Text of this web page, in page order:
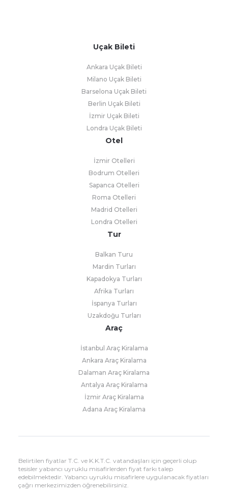
Uçak Bileti
Ankara Uçak Bileti
Milano Uçak Bileti
Barselona Uçak Bileti
Berlin Uçak Bileti
İzmir Uçak Bileti
Londra Uçak Bileti
Otel
İzmir Otelleri
Bodrum Otelleri
Sapanca Otelleri
Roma Otelleri
Madrid Otelleri
Londra Otelleri
Tur
Balkan Turu
Mardin Turları
Kapadokya Turları
Afrika Turları
İspanya Turları
Uzakdoğu Turları
Araç
İstanbul Araç Kiralama
Ankara Araç Kiralama
Dalaman Araç Kiralama
Antalya Araç Kiralama
İzmir Araç Kiralama
Adana Araç Kiralama
Belirtilen fiyatlar T.C. ve K.K.T.C. vatandaşları için geçerli olup
tesisler yabancı uyruklu misafirlerden fiyat farkı talep
edebilmektedir. Yabancı uyruklu misafirlere uygulanacak fiyatları
çağrı merkezimizden öğrenebilirsiniz.